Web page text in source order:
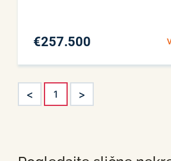
€257.500
< 1 >